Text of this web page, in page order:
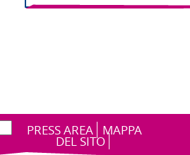
PRESS AREA MAPPA
DEL SITO